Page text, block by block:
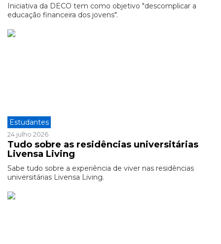
Iniciativa da DECO tem como objetivo "descomplicar a
educação financeira dos jovens".
Estudantes
24 julho 2026
Tudo sobre as residências universitárias
Livensa Living
Sabe tudo sobre a experiência de viver nas residências
universitárias Livensa Living.